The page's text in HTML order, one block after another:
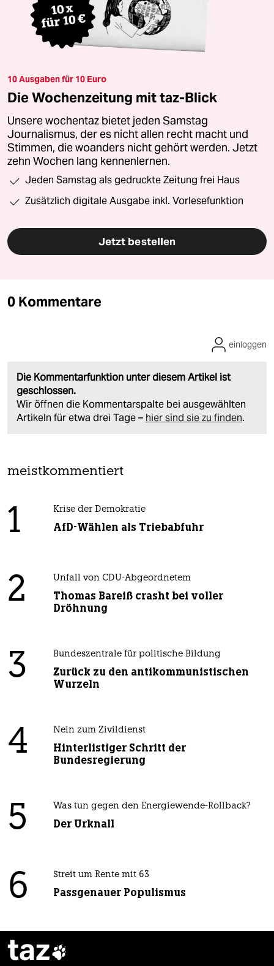
10 Ausgaben für 10 Euro
Die Wochenzeitung mit taz-Blick
Unsere wochentaz bietet jeden Samstag
Journalismus, der es nicht allen recht macht und
Stimmen, die woanders nicht gehört werden. Jetzt
zehn Wochen lang kennenlernen.
Jeden Samstag als gedruckte Zeitung frei Haus
Zusätzlich digitale Ausgabe inkl. Vorlesefunktion
Jetzt bestellen
0 Kommentare
Die Kommentarfunktion unter diesem Artikel ist
geschlossen.
Wir öffnen die Kommentarspalte bei ausgewählten
Artikeln für etwa drei Tage – hier sind sie zu finden.
einloggen
meistkommentiert
1 Krise der Demokratie
AfD-Wählen als Triebabfuhr
2 Unfall von CDU-Abgeordnetem
Thomas Bareiß crasht bei voller
Dröhnung
3 Bundeszentrale für politische Bildung
Zurück zu den antikommunistischen
Wurzeln
4 Nein zum Zivildienst
Hinterlistiger Schritt der
Bundesregierung
5 Was tun gegen den Energiewende-Rollback?
Der Urknall
6 Streit um Rente mit 63
Passgenauer Populismus
taz